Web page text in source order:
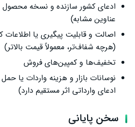
ادعای کشور سازنده و نسخه محصول
عناوین مشابه)
اصالت و قابلیت پیگیری یا
(هرچه شفاف‌تر، معمولاً قیمت بالاتر)
تخفیف‌ها و کمپین‌های فروش
نوسانات بازار و هزینه واردات یا
ادعای وارداتی اثر مستقیم دارد)
سخن پایانی